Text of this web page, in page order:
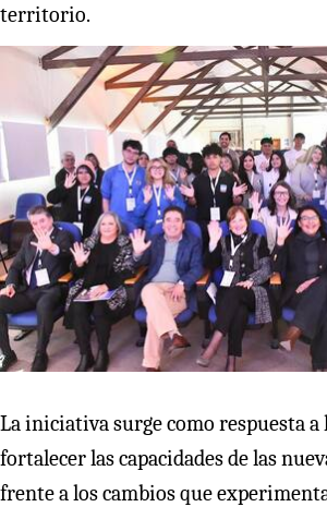
territorio.
La iniciativa surge como respuesta a
fortalecer las capacidades de las
frente a los cambios que